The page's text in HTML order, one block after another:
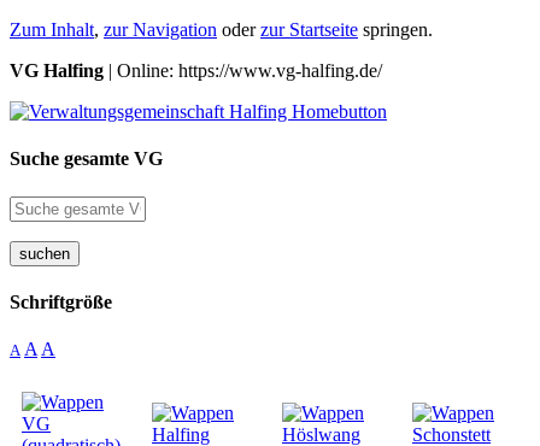
Zum Inhalt, zur Navigation oderzur Startseite springen.
VG Halfing | Online: https://www.vg-halfing.de/
Suche gesamte VG
suchen
Schriftgröße
A A A